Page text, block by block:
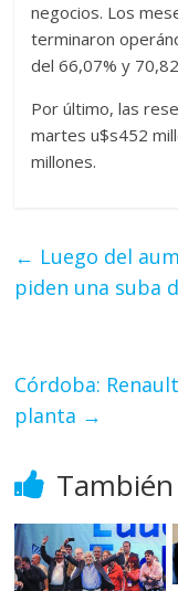
negocios. Los
terminaron
del 66,07% y
Por último, las
martes u$s452
millones.
← Luego del
piden una suba
Córdoba:
planta →